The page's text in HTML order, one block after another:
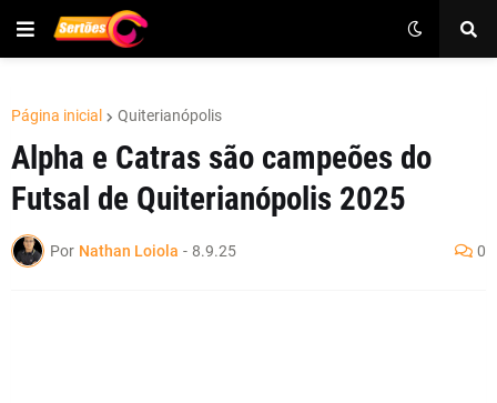
Página inicial Quiterianópolis
Alpha e Catras são campeões do
Futsal de Quiterianópolis 2025
Por Nathan Loiola - 8.9.25 0